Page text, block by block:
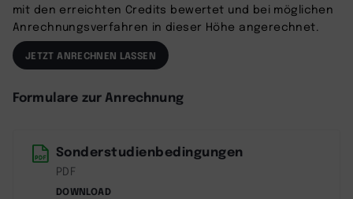
mit den erreichten Credits bewertet und bei möglichen
Anrechnungsverfahren in dieser Höhe angerechnet.
JETZT ANRECHNEN LASSEN
Formulare zur Anrechnung
Sonderstudienbedingungen
PDF
DOWNLOAD